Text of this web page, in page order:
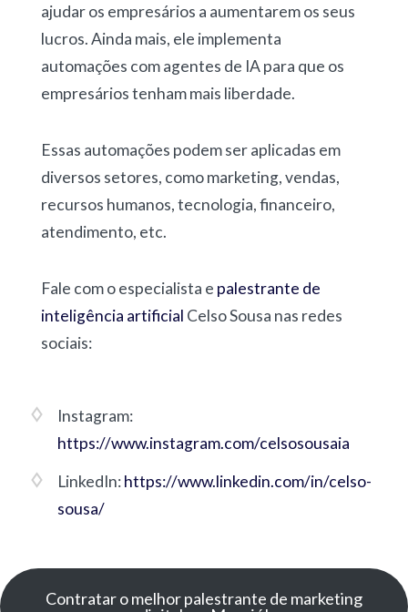
ajudar os empresários a aumentarem os seus
lucros. Ainda mais, ele implementa
automações com agentes de IA para que os
empresários tenham mais liberdade.
Essas automações podem ser aplicadas em
diversos setores, como marketing, vendas,
recursos humanos, tecnologia, financeiro,
atendimento, etc.
Fale com o especialista e palestrante de
inteligência artificial Celso Sousa nas redes
sociais:
Instagram:
https://www.instagram.com/celsosousaia
LinkedIn:https://www.linkedin.com/in/celso-
sousa/
Contratar o melhor palestrante de marketing